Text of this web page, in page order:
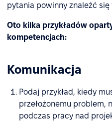
pytania powinny znaleźć
Oto kilka przykładów
kompetencjach:
Komunikacja
Podaj przykład, kiedy
przełożonemu problem,
podczas pracy nad